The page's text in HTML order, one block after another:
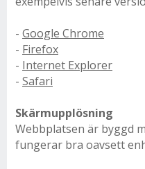
- Google Chrome
- Firefox
- Internet Explorer
- Safari
Skärmupplösning
Webbplatsen är byggd
fungerar bra oavsett